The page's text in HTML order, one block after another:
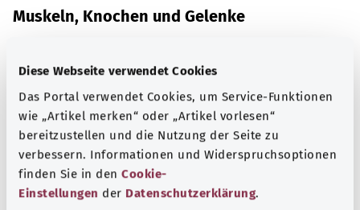
Diese Webseite verwendet Cookies
Das Portal verwendet Cookies, um Service-Funktionen
wie „Artikel merken“ oder „Artikel vorlesen“
bereitzustellen und die Nutzung der Seite zu
verbessern. Informationen und Widerspruchsoptionen
finden Sie in den Cookie-
Einstellungen der Datenschutzerklärung.
Muskeln, Knochen und Gelenke
altersbedingten Verschleiß zurückzuführen – zunehmend
auch auf zu wenig Bewegung und zu viel Sitzen.
Mehr erfahren